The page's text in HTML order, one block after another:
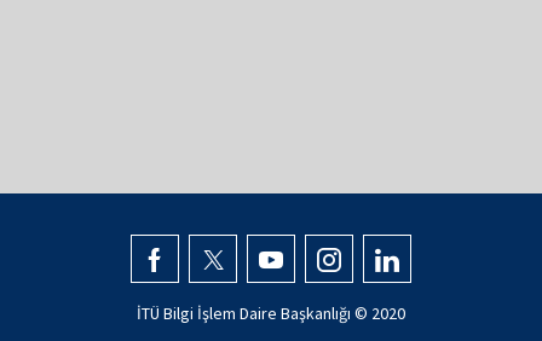
İTÜ Bilgi İşlem Daire Başkanlığı © 2020